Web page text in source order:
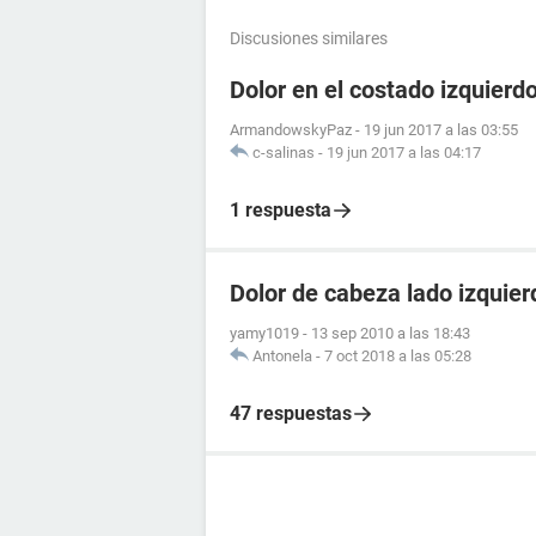
Discusiones similares
Dolor en el costado
ArmandowskyPaz - 19 jun 2017 a las 03:55
c-salinas - 19 jun 2017 a las 04:17
1 respuesta
Dolor de cabeza lado
yamy1019 - 13 sep 2010 a las 18:43
Antonela - 7 oct 2018 a las 05:28
47 respuestas